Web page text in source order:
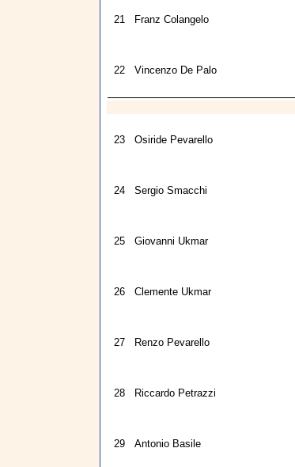
21 Franz Colangelo
22 Vincenzo De Palo
23 Osiride Pevarello
24 Sergio Smacchi
25 Giovanni Ukmar
26 Clemente Ukmar
27 Renzo Pevarello
28 Riccardo Petrazzi
29 Antonio Basile